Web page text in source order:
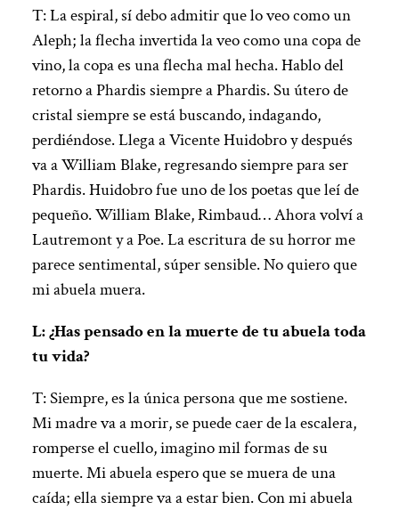
T: La espiral, sí debo admitir que lo veo como un
Aleph; la flecha invertida la veo como una copa de
vino, la copa es una flecha mal hecha. Hablo del
retorno a Phardis siempre a Phardis. Su útero de
cristal siempre se está buscando, indagando,
perdiéndose. Llega a Vicente Huidobro y después
va a William Blake, regresando siempre para ser
Phardis. Huidobro fue uno de los poetas que leí de
pequeño. William Blake, Rimbaud… Ahora volví a
Lautremont y a Poe. La escritura de su horror me
parece sentimental, súper sensible. No quiero que
mi abuela muera.
L: ¿Has pensado en la muerte de tu abuela toda
tu vida?
T: Siempre, es la única persona que me sostiene.
Mi madre va a morir, se puede caer de la escalera,
romperse el cuello, imagino mil formas de su
muerte. Mi abuela espero que se muera de una
caída; ella siempre va a estar bien. Con mi abuela